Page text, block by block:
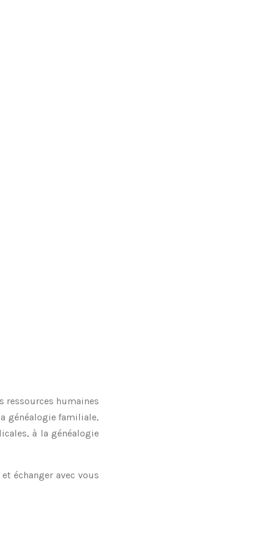
ressources humaines
généalogie familiale,
à la généalogie
échanger avec vous